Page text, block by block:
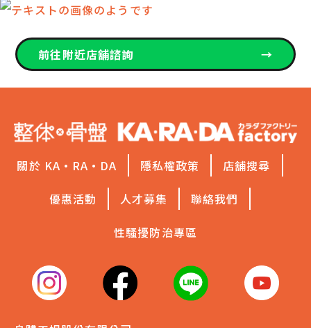
前往附近店舖諮詢 →
關於 KA·RA·DA 隱私權政策
店舖搜尋
優惠活動
人才募集
聯絡我們
性騷擾防治專區